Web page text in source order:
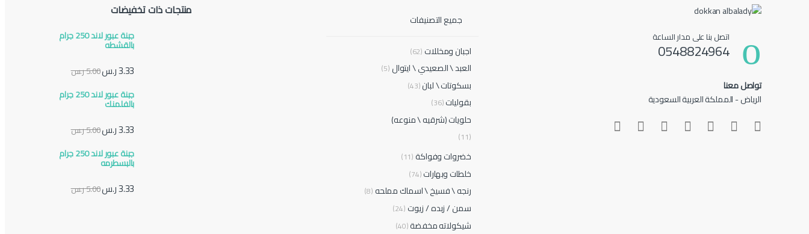
اتصل بنا على مدار الساعة
0548824964
تواصل معنا
الرياض - المملكة العربية السعودية
جميع التصنيفات
اجبان ومخللات (62)
العبد \ الصعيدي \ ايتوال(5)
بسكوتات \ لبان(43)
بقوليات(36)
حلويات (شرقيه \ منوعه)
(11)
خضروات وفواكة(11)
خلطات وبهارات(74)
رنجه \ فسيخ \ اسماك مملحه(8)
سمن / زبده / زيوت (24)
شيكولاته مخفضة(40)
منتجات ذات تخفيضات
جبنة عبور لاند 250 جرام
بالقشطه
3.33ر.س5.00ر.س
جبنة عبور لاند 250 جرام
بالفلمنك
3.33ر.س5.00ر.س
جبنة عبور لاند 250 جرام
بالبسطرمه
3.33ر.س5.00ر.س